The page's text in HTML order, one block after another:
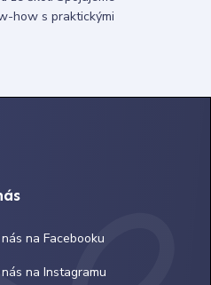
how s praktickými
na Facebooku
na Instagramu